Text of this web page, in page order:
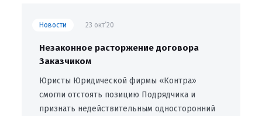
Новости 23 окт’20
Незаконное расторжение договора
Заказчиком
Юристы Юридической фирмы «Контра»
смогли отстоять позицию Подрядчика и
признать недействительным односторонний